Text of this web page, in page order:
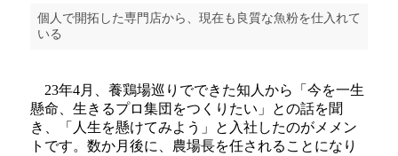
個人で開拓した専門店から、現在も良質な魚粉を仕入れて
いる
23年4月、養鶏場巡りでできた知人から「今を一生
懸命、生きるプロ集団をつくりたい」との話を聞
き、「人生を懸けてみよう」と入社したのがメメン
トです。数か月後に、農場長を任されることになり